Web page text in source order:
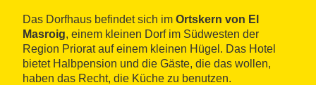
Das Dorfhaus befindet sich im Ortskern von El
Masroig, einem kleinen Dorf im Südwesten der
Region Priorat auf einem kleinen Hügel. Das Hotel
bietet Halbpension und die Gäste, die das wollen,
haben das Recht, die Küche zu benutzen.